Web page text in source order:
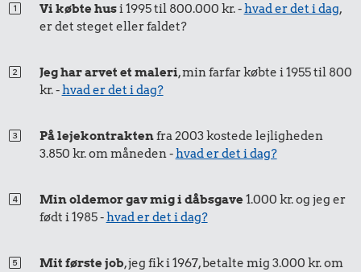
61 kr.
6,99 kr.
16 kr.
5,64 kr.
Vi købte husi 1995 til 800.000 kr. -hvad er det i dag,
er det steget eller faldet?
Jeg har arvet et maleri, min farfar købte i 1955 til 800
kr. -hvad er det i dag?
På lejekontraktenfra 2003 kostede lejligheden
3.850 kr. om måneden -hvad er det i dag?
Min oldemor gav mig i dåbsgave1.000 kr. og jeg er
født i 1985 -hvad er det i dag?
Mit første job, jeg fik i 1967, betalte mig 3.000 kr. om